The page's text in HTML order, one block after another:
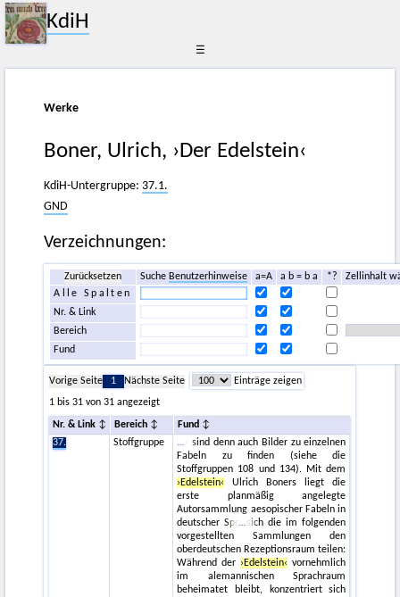
KdiH
☰
Werke
Boner, Ulrich, ›Der Edelstein‹
KdiH-Untergruppe: 37.1.
GND
Verzeichnungen:
Zurücksetzen Suche Benutzerhinweise a=A a b = b a *?
Zellinhalt
Alle Spalten
Nr. & Link
Bereich
Fund
Vorige Seite 1 Nächste Seite
Einträge zeigen
1 bis 31 von 31 angezeigt
Nr. & Link Bereich
Fund
37.
Stoffgruppe
‹ sind denn auch Bilder zu einzelnen
Fabeln zu finden (siehe die
Stoffgruppen 108 und 134). Mit dem
›Edelstein‹
Ulrich Boners liegt die
erste planmäßig angelegte
Autorsammlung aesopischer Fabeln in
deutscher Spr
sich die im folgenden
vorgestellten Sammlungen den
oberdeutschen Rezeptionsraum teilen:
Während der ›Edelstein‹ vornehmlich
im alemannischen Sprachraum
beheimatet bleibt, konzentriert sich